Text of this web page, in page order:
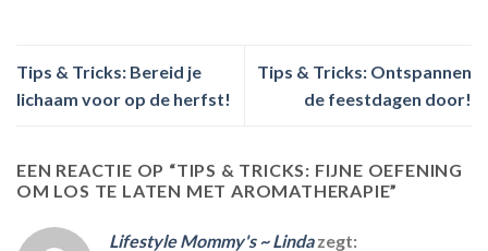
Tips & Tricks: Bereid je
lichaam voor op de herfst!
Tips & Tricks: Ontspannen
de feestdagen door!
EEN REACTIE OP “TIPS & TRICKS: FIJNE OEFENING
OM LOS TE LATEN MET AROMATHERAPIE”
Lifestyle Mommy's ~ Linda zegt: